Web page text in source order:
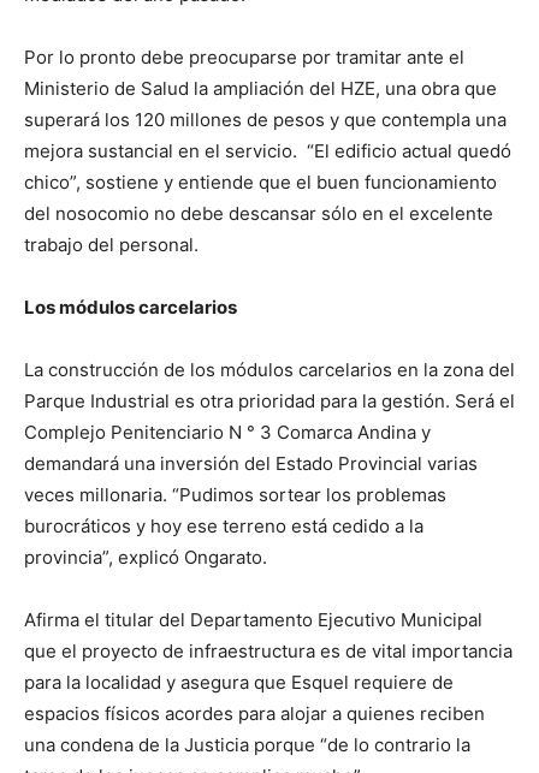
Por lo pronto debe preocuparse por tramitar ante el
Ministerio de Salud la ampliación del HZE, una obra que
superará los 120 millones de pesos y que contempla una
mejora sustancial en el servicio. “El edificio actual quedó
chico”, sostiene y entiende que el buen funcionamiento
del nosocomio no debe descansar sólo en el excelente
trabajo del personal.
Los módulos carcelarios
La construcción de los módulos carcelarios en la zona del
Parque Industrial es otra prioridad para la gestión. Será el
Complejo Penitenciario N ° 3 Comarca Andina y
demandará una inversión del Estado Provincial varias
veces millonaria. “Pudimos sortear los problemas
burocráticos y hoy ese terreno está cedido a la
provincia”, explicó Ongarato.
Afirma el titular del Departamento Ejecutivo Municipal
que el proyecto de infraestructura es de vital importancia
para la localidad y asegura que Esquel requiere de
espacios físicos acordes para alojar a quienes reciben
una condena de la Justicia porque “de lo contrario la